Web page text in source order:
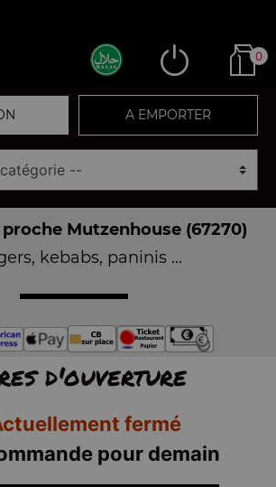
0
A EMPORTER
Mutzenhouse (67270)
kebabs, paninis ...
d'ouverture
fermé
pour demain